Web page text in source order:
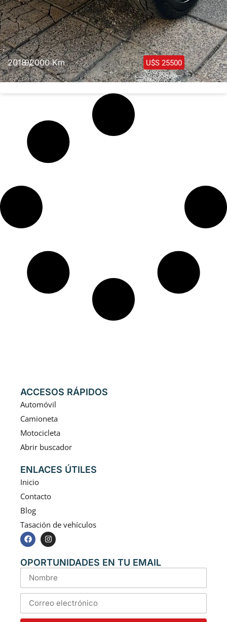
2018 /92000 Km U$S 25500
Mazda BT50 4×4 2018
ACCESOS RÁPIDOS
Automóvil
Camioneta
Motocicleta
Abrir buscador
ENLACES ÚTILES
Inicio
Contacto
Blog
Tasación de vehículos
OPORTUNIDADES EN TU EMAIL